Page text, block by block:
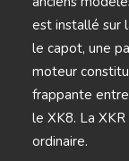
est installé sur
le capot, une
moteur
frappante
le XK8. La
ordinaire.